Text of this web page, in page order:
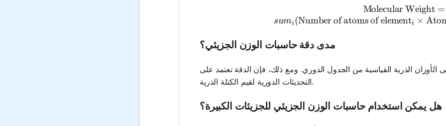
Molecular Weight =
sumi (Number of atoms of elementi ×
مدى دقة حاسبات الوزن الجزيئي؟
الأوزان الذرية القياسية من الجدول الدوري. ومع ذلك، فإن الدقة تعتمد على
التحديثات الدورية لقيم الكتلة الذرية.
هل يمكن استخدام حاسبات الوزن الجزيئي للجزيئات الكبيرة؟